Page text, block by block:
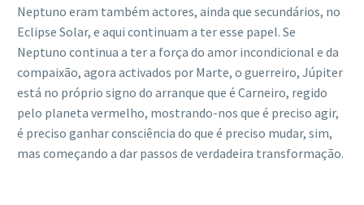
Neptuno eram também actores, ainda que secundários, no
Eclipse Solar, e aqui continuam a ter esse papel. Se
Neptuno continua a ter a força do amor incondicional e da
compaixão, agora activados por Marte, o guerreiro, Júpiter
está no próprio signo do arranque que é Carneiro, regido
pelo planeta vermelho, mostrando-nos que é preciso agir,
é preciso ganhar consciência do que é preciso mudar, sim,
mas começando a dar passos de verdadeira transformação.